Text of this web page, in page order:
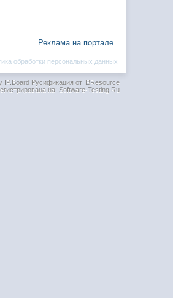
Реклама на портале
обработки персональных данных
IP.BoardРусификация от IBResource
на: Software-Testing.Ru